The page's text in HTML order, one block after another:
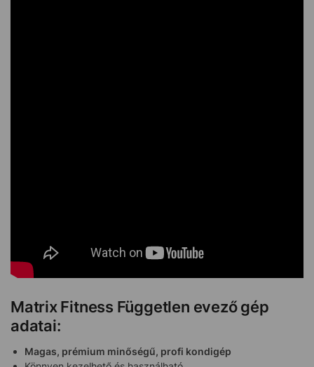
Matrix Fitness Független evező gép
adatai:
Magas, prémium minőségű, profi kondigép